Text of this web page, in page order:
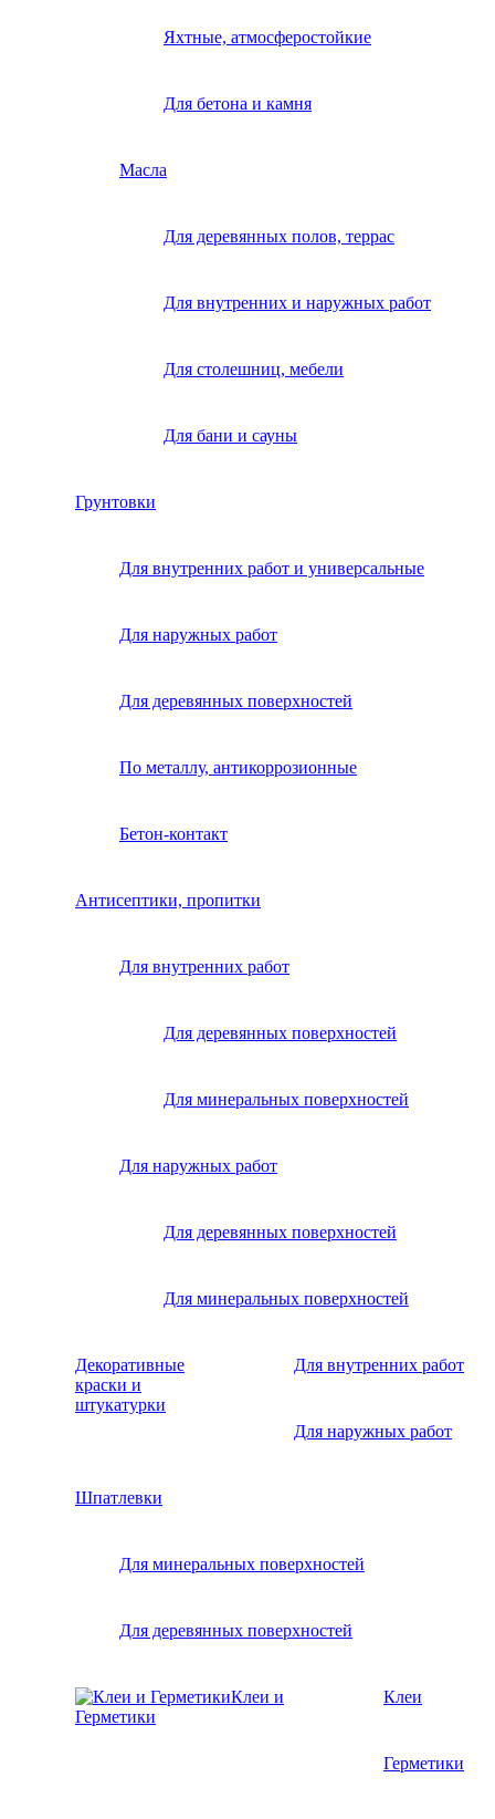
Яхтные, атмосферостойкие
Для бетона и камня
Масла
Для деревянных полов, террас
Для внутренних и наружных работ
Для столешниц, мебели
Для бани и сауны
Грунтовки
Для внутренних работ и универсальные
Для наружных работ
Для деревянных поверхностей
По металлу, антикоррозионные
Бетон-контакт
Антисептики, пропитки
Для внутренних работ
Для деревянных поверхностей
Для минеральных поверхностей
Для наружных работ
Для деревянных поверхностей
Для минеральных поверхностей
Декоративные
краски и
штукатурки
Для внутренних работ
Для наружных работ
Шпатлевки
Для минеральных поверхностей
Для деревянных поверхностей
Клеи и
Герметики
Клеи
Герметики